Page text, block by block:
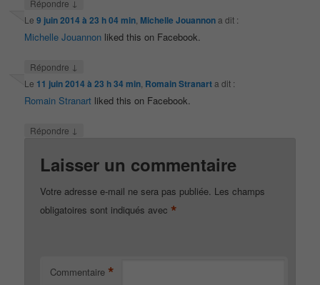
Répondre ↓
Le9 juin 2014 à 23 h 04 min Michelle Jouannona dit :
Michelle Jouannon liked this on Facebook.
Répondre ↓
Le 11 juin 2014 à 23 h 34 min Romain Stranarta dit :
Romain Stranart liked this on Facebook.
Répondre ↓
Laisser un commentaire
Votre adresse e-mail ne sera pas publiée. Les champs
obligatoires sont indiqués avec *
Commentaire *